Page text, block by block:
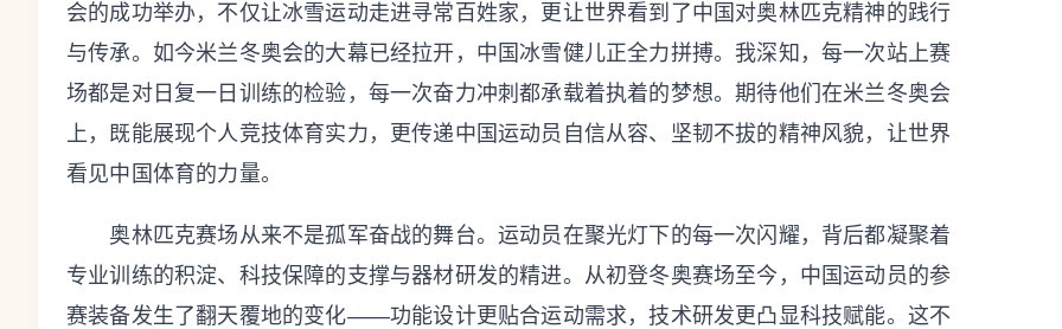
会的成功举办，不仅让冰雪运动走进寻常百姓家，更让世界看到了中国对奥林匹克精神的践行
与传承。如今米兰冬奥会的大幕已经拉开，中国冰雪健儿正全力拼搏。我深知，每一次站上赛
场都是对日复一日训练的检验，每一次奋力冲刺都承载着执着的梦想。期待他们在米兰冬奥会
上，既能展现个人竞技体育实力，更传递中国运动员自信从容、坚韧不拔的精神风貌，让世界
看见中国体育的力量。
奥林匹克赛场从来不是孤军奋战的舞台。运动员在聚光灯下的每一次闪耀，背后都凝聚着
专业训练的积淀、科技保障的支撑与器材研发的精进。从初登冬奥赛场至今，中国运动员的参
赛装备发生了翻天覆地的变化——功能设计更贴合运动需求，技术研发更凸显科技赋能。这不